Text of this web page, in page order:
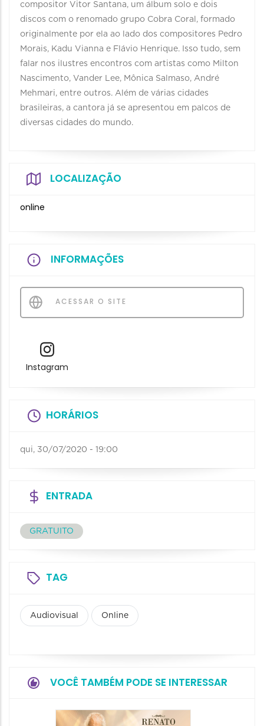
compositor Vitor Santana, um álbum solo e dois
discos com o renomado grupo Cobra Coral, formado
originalmente por ela ao lado dos compositores Pedro
Morais, Kadu Vianna e Flávio Henrique. Isso tudo, sem
falar nos ilustres encontros com artistas como Milton
Nascimento, Vander Lee, Mônica Salmaso, André
Mehmari, entre outros. Além de várias cidades
brasileiras, a cantora já se apresentou em palcos de
diversas cidades do mundo.
LOCALIZAÇÃO
online
INFORMAÇÕES
ACESSAR O SITE
Instagram
HORÁRIOS
qui, 30/07/2020 - 19:00
ENTRADA
GRATUITO
TAG
Audiovisual Online
VOCÊ TAMBÉM PODE SE INTERESSAR